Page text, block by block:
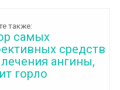
также:
самых
средств
ангины,
горло